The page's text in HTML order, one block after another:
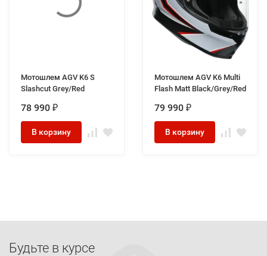
Мотошлем AGV K6 S
Slashcut Grey/Red
78 990 ₽
В корзину
Мотошлем AGV K6 Multi
Flash Matt Black/Grey/Red
79 990 ₽
В корзину
Будьте в курсе